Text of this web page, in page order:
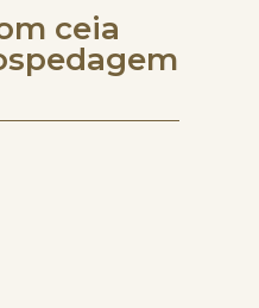
ceia